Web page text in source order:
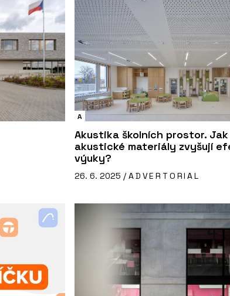
A
Akustika školních prostor. Jak
akustické materiály zvyšují
výuky?
26. 6. 2025 / ADVERTORIAL